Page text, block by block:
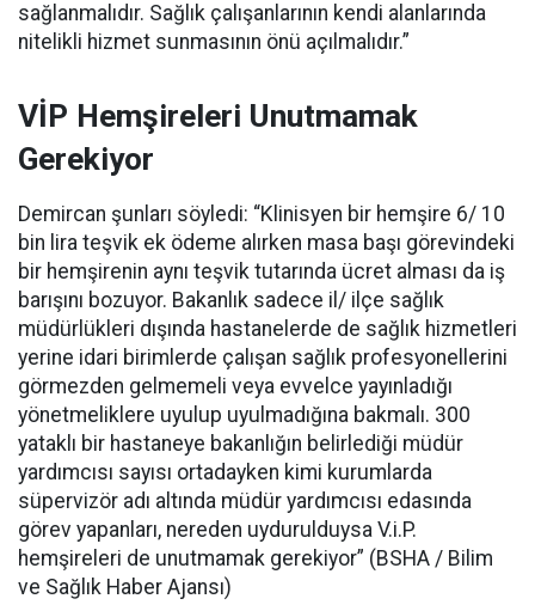
sağlanmalıdır. Sağlık çalışanlarının kendi alanlarında
nitelikli hizmet sunmasının önü açılmalıdır.”
VİP Hemşireleri Unutmamak
Gerekiyor
Demircan şunları söyledi: “Klinisyen bir hemşire 6/ 10
bin lira teşvik ek ödeme alırken masa başı görevindeki
bir hemşirenin aynı teşvik tutarında ücret alması da iş
barışını bozuyor. Bakanlık sadece il/ ilçe sağlık
müdürlükleri dışında hastanelerde de sağlık hizmetleri
yerine idari birimlerde çalışan sağlık profesyonellerini
görmezden gelmemeli veya evvelce yayınladığı
yönetmeliklere uyulup uyulmadığına bakmalı. 300
yataklı bir hastaneye bakanlığın belirlediği müdür
yardımcısı sayısı ortadayken kimi kurumlarda
süpervizör adı altında müdür yardımcısı edasında
görev yapanları, nereden uydurulduysa V.i.P.
hemşireleri de unutmamak gerekiyor” (BSHA / Bilim
ve Sağlık Haber Ajansı)